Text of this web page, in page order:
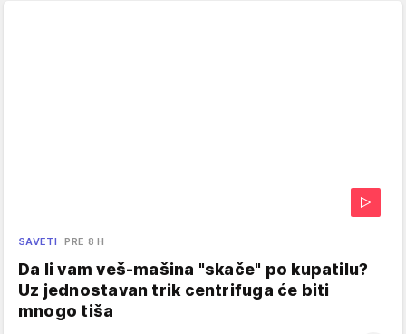
SAVETI PRE 8 H
Da li vam veš-mašina "skače" po kupatilu?
Uz jednostavan trik centrifuga će biti
mnogo tiša